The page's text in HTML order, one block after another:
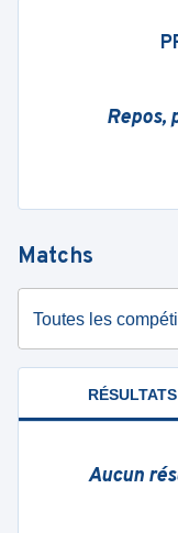
Repos,
Matchs
Toutes les
RÉSULTATS
Aucun